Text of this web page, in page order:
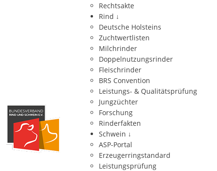
Rechtsakte
Rind ↓
Deutsche Holsteins
Zuchtwertlisten
Milchrinder
Doppelnutzungsrinder
Fleischrinder
BRS Convention
Leistungs- & Qualitätsprüfung
Jungzüchter
Forschung
Rinderfakten
Schwein ↓
ASP-Portal
Erzeugerringstandard
Leistungsprüfung